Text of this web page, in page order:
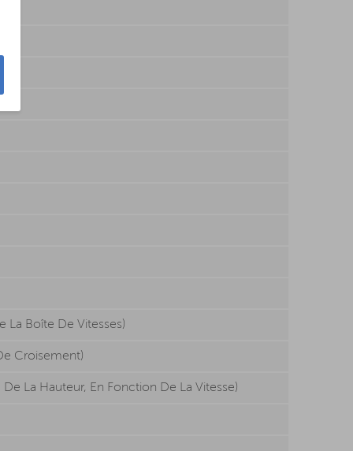
La Boîte De Vitesses)
Croisement)
La Hauteur, En Fonction De La Vitesse)